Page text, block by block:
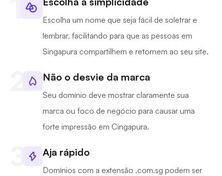
Escolha um nome que seja fácil de soletrar e
lembrar, facilitando para que as pessoas em
Singapura compartilhem e retornem ao seu site.
Não o desvie da marca
Seu domínio deve mostrar claramente sua
marca ou foco de negócio para causar uma
forte impressão em Cingapura.
Aja rápido
Domínios com a extensão .com.sg podem ser